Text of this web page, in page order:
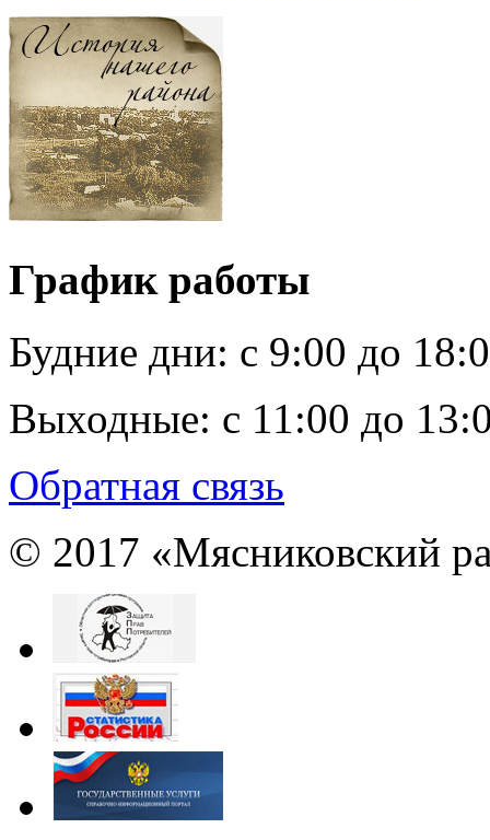
График работы
Будние дни: c 9:00 до
Выходные: с 11:00 до
Обратная связь
© 2017 «Мясниковский